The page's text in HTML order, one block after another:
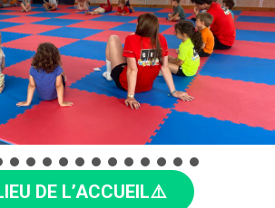
DE L’ACCUEIL⚠️